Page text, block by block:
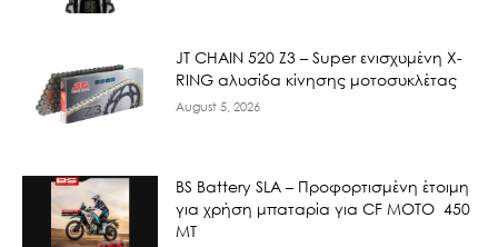
JT CHAIN 520 Ζ3 – Super ενισχυμένη X-
RING αλυσίδα κίνησης μοτοσυκλέτας
August 5, 2026
BS Battery SLA – Προφορτισμένη έτοιμη
για χρήση μπαταρία για CF MOTO 450
MT